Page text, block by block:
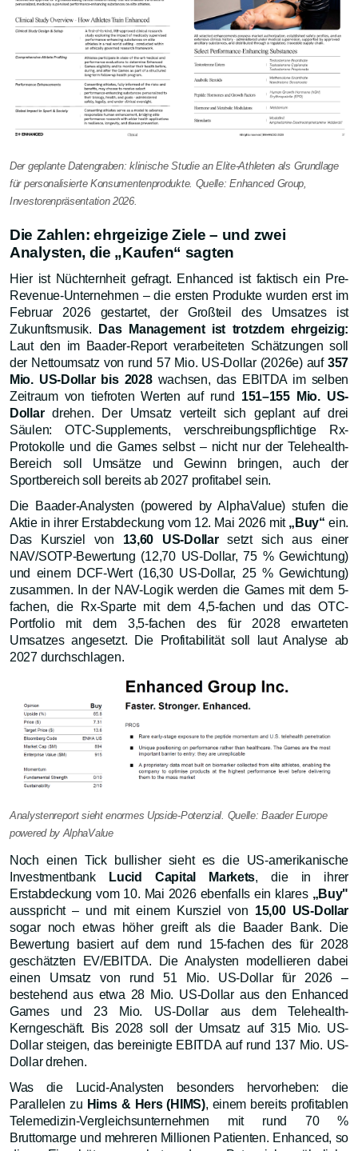
Der geplante Datengraben: klinische Studie an Elite-Athleten als Grundlage
für personalisierte Konsumentenprodukte. Quelle: Enhanced Group,
Investorenpräsentation 2026.
Die Zahlen: ehrgeizige Ziele – und zwei
Analysten, die „Kaufen“ sagten
Hier ist Nüchternheit gefragt. Enhanced ist faktisch ein Pre-
Revenue-Unternehmen – die ersten Produkte wurden erst im
Februar 2026 gestartet, der Großteil des Umsatzes ist
Zukunftsmusik.
Das Management ist trotzdem ehrgeizig:
Laut den im Baader-Report verarbeiteten Schätzungen soll
der Nettoumsatz von rund 57 Mio. US-Dollar (2026e) auf 357
Mio. US-Dollar bis 2028wachsen, das EBITDA im selben
Zeitraum von tiefroten Werten auf rund 151–155 Mio. US-
Dollardrehen. Der Umsatz verteilt sich geplant auf drei
Säulen: OTC-Supplements, verschreibungspflichtige Rx-
Protokolle und die Games selbst – nicht nur der Telehealth-
Bereich soll Umsätze und Gewinn bringen, auch der
Sportbereich soll bereits ab 2027 profitabel sein.
Die Baader-Analysten (powered by AlphaValue) stufen die
Aktie in ihrer Erstabdeckung vom 12. Mai 2026 mit „Buy“ ein.
Das Kursziel von 13,60 US-Dollarsetzt sich aus einer
NAV/SOTP-Bewertung (12,70 US-Dollar, 75 % Gewichtung)
und einem DCF-Wert (16,30 US-Dollar, 25 % Gewichtung)
zusammen. In der NAV-Logik werden die Games mit dem 5-
fachen, die Rx-Sparte mit dem 4,5-fachen und das OTC-
Portfolio mit dem 3,5-fachen des für 2028 erwarteten
Umsatzes angesetzt. Die Profitabilität soll laut Analyse ab
2027 durchschlagen.
Analystenreport sieht enormes Upside-Potenzial. Quelle: Baader Europe
powered by AlphaValue
Noch einen Tick bullisher sieht es die US-amerikanische
Investmentbank
Lucid Capital Markets, die in ihrer
Erstabdeckung vom 10. Mai 2026 ebenfalls ein klares „Buy"
ausspricht – und mit einem Kursziel von 15,00 US-Dollar
sogar noch etwas höher greift als die Baader Bank. Die
Bewertung basiert auf dem rund 15-fachen des für 2028
geschätzten EV/EBITDA. Die Analysten modellieren dabei
einen Umsatz von rund 51 Mio. US-Dollar für 2026 –
bestehend aus etwa 28 Mio. US-Dollar aus den Enhanced
Games und 23 Mio. US-Dollar aus dem Telehealth-
Kerngeschäft. Bis 2028 soll der Umsatz auf 315 Mio. US-
Dollar steigen, das bereinigte EBITDA auf rund 137 Mio. US-
Dollar drehen.
Was die Lucid-Analysten besonders hervorheben: die
Parallelen zu Hims & Hers (HIMS), einem bereits profitablen
Telemedizin-Vergleichsunternehmen mit rund 70 %
Bruttomarge und mehreren Millionen Patienten. Enhanced, so